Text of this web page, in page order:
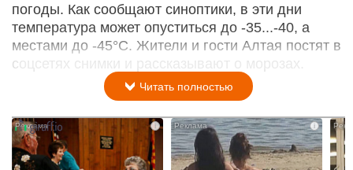
погоды. Как сообщают синоптики, в эти дни
температура может опуститься до -35...-40, а
местами до -45°С. Жители и гости Алтая постят в
соцсетях снимки и рассказывают о морозах.
Читать полностью
i